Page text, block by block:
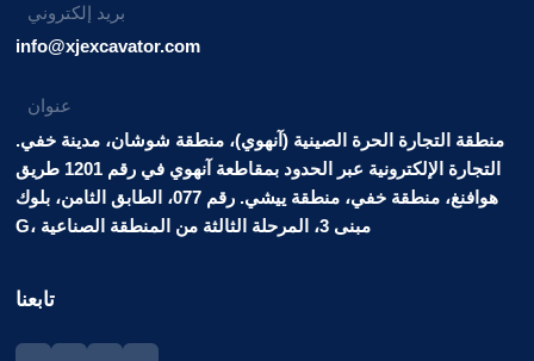
بريد إلكتروني
info@xjexcavator.com
عنوان
منطقة التجارة الحرة الصينية (آنهوي)، منطقة شوشان، مدينة خفي.
التجارة الإلكترونية عبر الحدود بمقاطعة آنهوي في رقم 1201 طريق
هوافنغ، منطقة خفي، منطقة ييشي. رقم 077، الطابق الثامن، بلوك
G، مبنى 3، المرحلة الثالثة من المنطقة الصناعية
تابعنا